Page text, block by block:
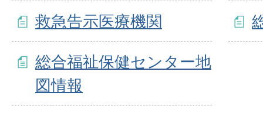
救急告示医療機関
総合福祉保健センター地
図情報